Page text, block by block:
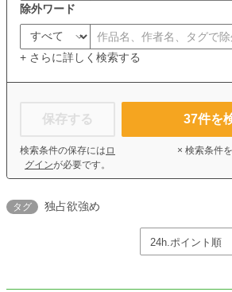
除外ワード
+ さらに詳しく検索する
保存する
検索条件の保存には ロ
グインが必要です。
37件を
× 検索条件
タグ 独占欲強め